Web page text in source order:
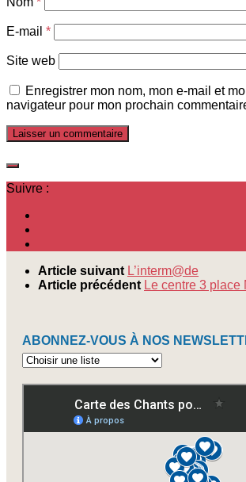
E-mail *
Site web
Enregistrer mon nom, mon e-mail et
navigateur pour mon prochain
Suivre :
Article suivant L’interm@de
Article précédent Le centre 3 place
ABONNEZ-VOUS À NOS
Abonnez-
à
newsletters